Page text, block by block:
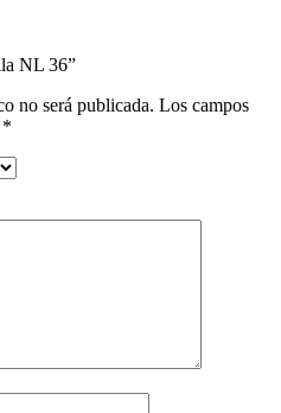
NL 36”
no será publicada. Los campos
*